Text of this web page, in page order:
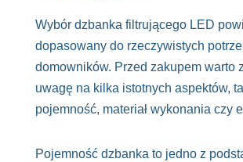
Wybór dzbanka filtrującego LED
dopasowany do rzeczywistych
domowników. Przed zakupem warto
uwagę na kilka istotnych aspektów,
pojemność, materiał wykonania czy
Pojemność dzbanka to jedno z